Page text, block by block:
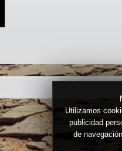
Utilizamos
publicidad
de